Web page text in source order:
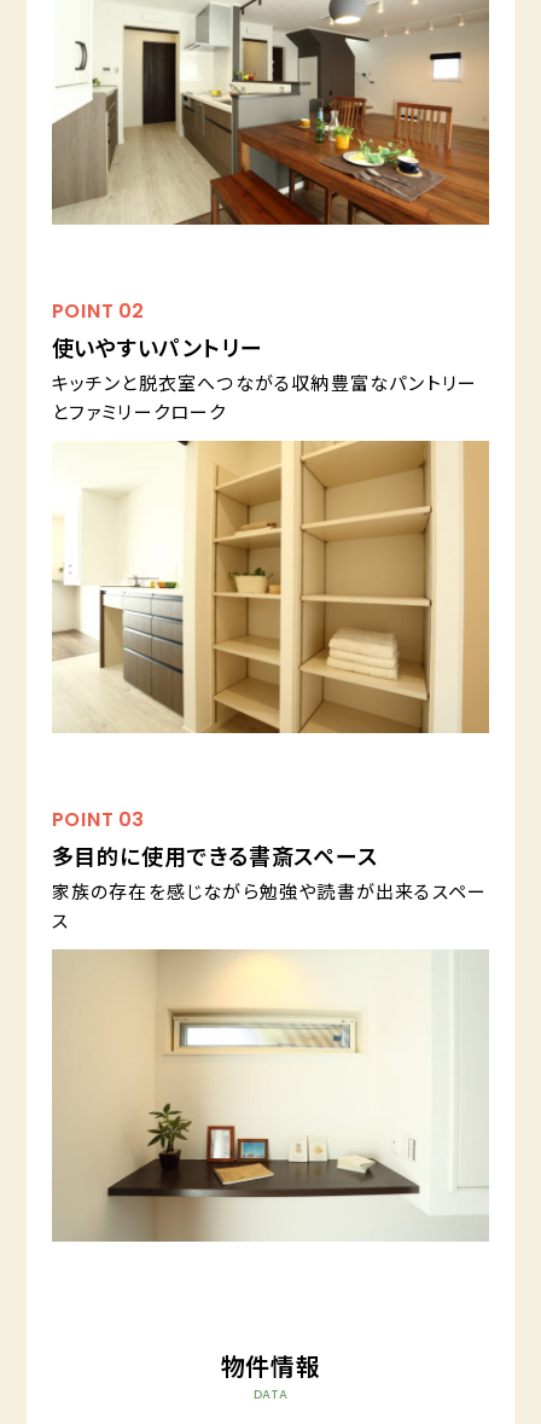
POINT 02
使いやすいパントリー
キッチンと脱衣室へつながる収納豊富なパントリー
とファミリークローク
POINT 03
多目的に使用できる書斎スペース
家族の存在を感じながら勉強や読書が出来るスペー
ス
物件情報
DATA